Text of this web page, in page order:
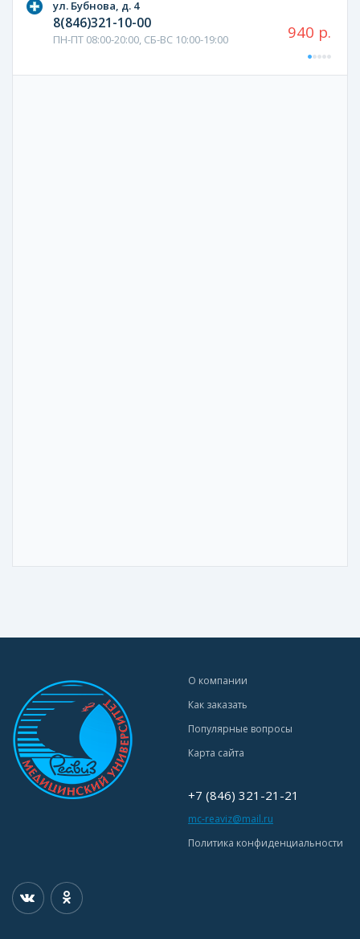
ул. Бубнова, д. 4
8(846)321-10-00
ПН-ПТ 08:00-20:00, СБ-ВС 10:00-19:00 940 р.
О компании
Как заказать
Популярные вопросы
Карта сайта
+7 (846) 321-21-21
mc-reaviz@mail.ru
Политика конфиденциальности